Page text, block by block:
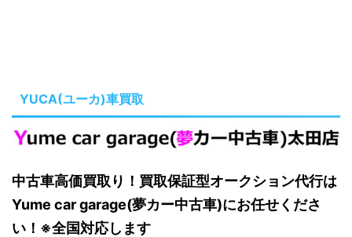
YUCA(ユーカ)車買取
中古車高価買取り！買取保証型オークション代行は
Yume car garage(夢カー中古車)にお任せくださ
い！※全国対応します